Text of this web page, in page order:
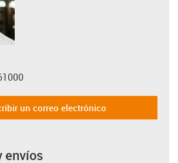
un correo electrónico
envíos